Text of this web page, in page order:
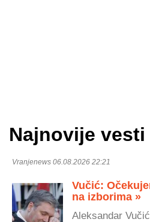
Najnovije vesti
Vranjenews 06.08.2026 22:21
Vučić:
na izborima »
Aleksandar